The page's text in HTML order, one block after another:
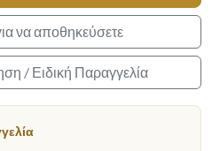
να αποθηκεύσετε
/ Ειδική Παραγγελία